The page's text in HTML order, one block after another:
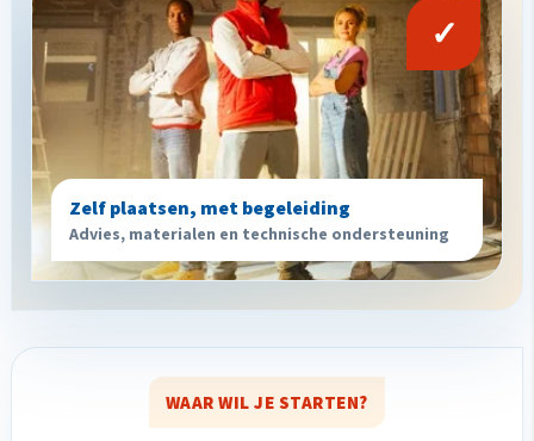
✓
Zelf plaatsen, met begeleiding
Advies, materialen en technische ondersteuning
WAAR WIL JE STARTEN?